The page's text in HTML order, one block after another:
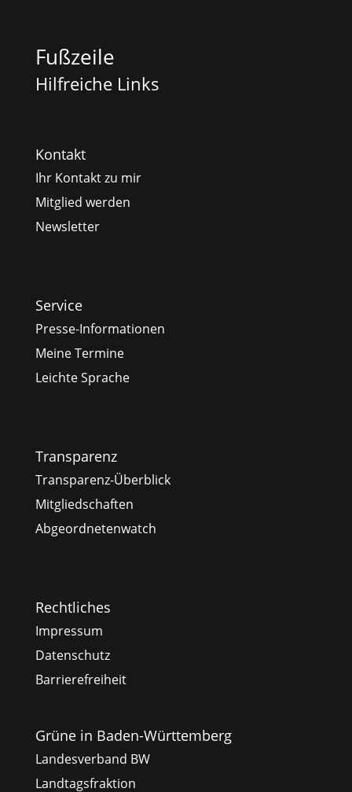
Fußzeile
Hilfreiche Links
Kontakt
Ihr Kontakt zu mir
Mitglied werden
Newsletter
Service
Presse-Informationen
Meine Termine
Leichte Sprache
Transparenz
Transparenz-Überblick
Mitgliedschaften
Abgeordnetenwatch
Rechtliches
Impressum
Datenschutz
Barrierefreiheit
Grüne in Baden-Württemberg
Landesverband BW
Landtagsfraktion